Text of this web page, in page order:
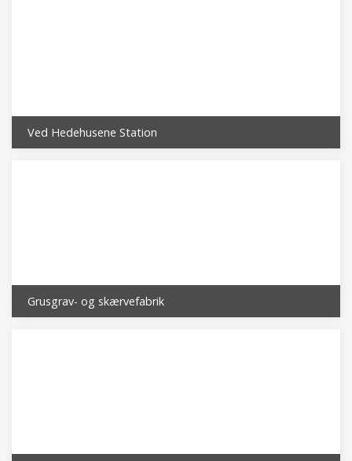
Ved Hedehusene Station
Grusgrav- og skærvefabrik